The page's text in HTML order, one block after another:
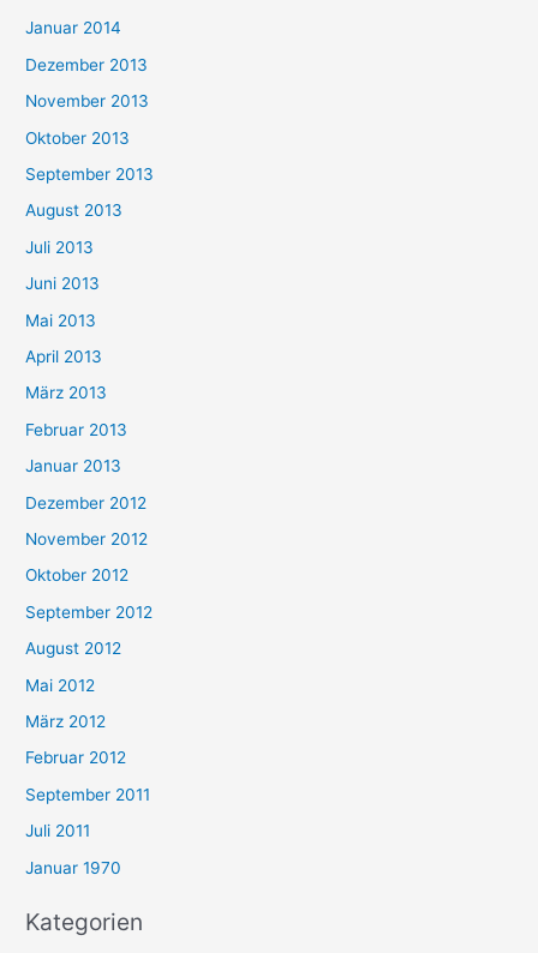
Januar 2014
Dezember 2013
November 2013
Oktober 2013
September 2013
August 2013
Juli 2013
Juni 2013
Mai 2013
April 2013
März 2013
Februar 2013
Januar 2013
Dezember 2012
November 2012
Oktober 2012
September 2012
August 2012
Mai 2012
März 2012
Februar 2012
September 2011
Juli 2011
Januar 1970
Kategorien